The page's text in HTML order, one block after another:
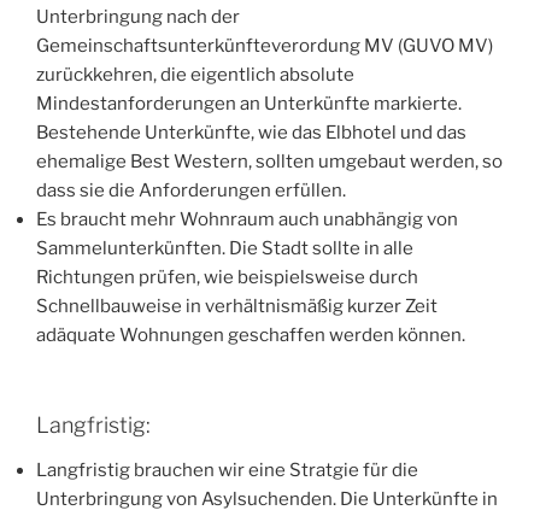
Unterbringung nach der
Gemeinschaftsunterkünfteverordung MV (GUVO MV)
zurückkehren, die eigentlich absolute
Mindestanforderungen an Unterkünfte markierte.
Bestehende Unterkünfte, wie das Elbhotel und das
ehemalige Best Western, sollten umgebaut werden, so
dass sie die Anforderungen erfüllen.
Es braucht mehr Wohnraum auch unabhängig von
Sammelunterkünften. Die Stadt sollte in alle
Richtungen prüfen, wie beispielsweise durch
Schnellbauweise in verhältnismäßig kurzer Zeit
adäquate Wohnungen geschaffen werden können.
Langfristig:
Langfristig brauchen wir eine Stratgie für die
Unterbringung von Asylsuchenden. Die Unterkünfte in